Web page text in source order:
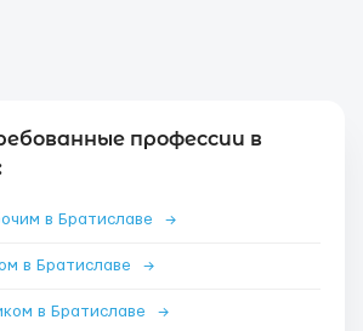
профессии в
в Братиславе →
в Братиславе →
в Братиславе →